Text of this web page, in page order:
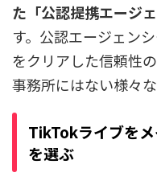
た「公認提携エージ
す。公認エージェン
をクリアした信頼性
事務所にはない様々
TikTokライブを
を選ぶ